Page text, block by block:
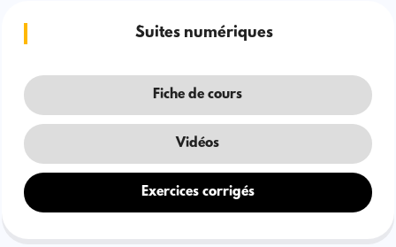
Suites numériques
Fiche de cours
Vidéos
Exercices corrigés